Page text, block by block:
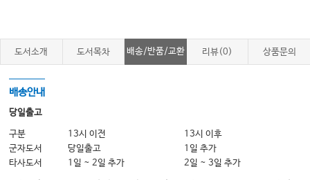
3. 부인과
Chapter 4 소아청소년과
1. 총론
2. 신경계
3. 감염질환
도서소개 도서목차 배송/반품/교환 리뷰(0) 상품문의
배송안내
당일출고
구분 13시 이전
13시 이후
군자도서
당일출고
1일 추가
타사도서
1일 ~ 2일 추가 2일 ~ 3일 추가